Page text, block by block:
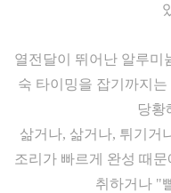
열전달이 뛰어난 알루미
숙 타이밍을 잡기까지
당황
삶거나, 삶거나, 튀기거
조리가 빠르게 완성 때
취하거나 "